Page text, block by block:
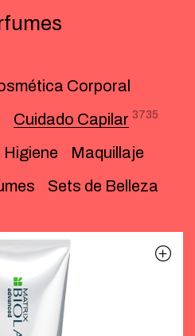
Corporal
Cuidado Capilar 3735
Higiene
Maquillaje
Sets de Belleza